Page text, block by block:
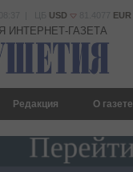
USD EUR
ИНТЕРНЕТ-ГАЗЕТА
Редакция О газете